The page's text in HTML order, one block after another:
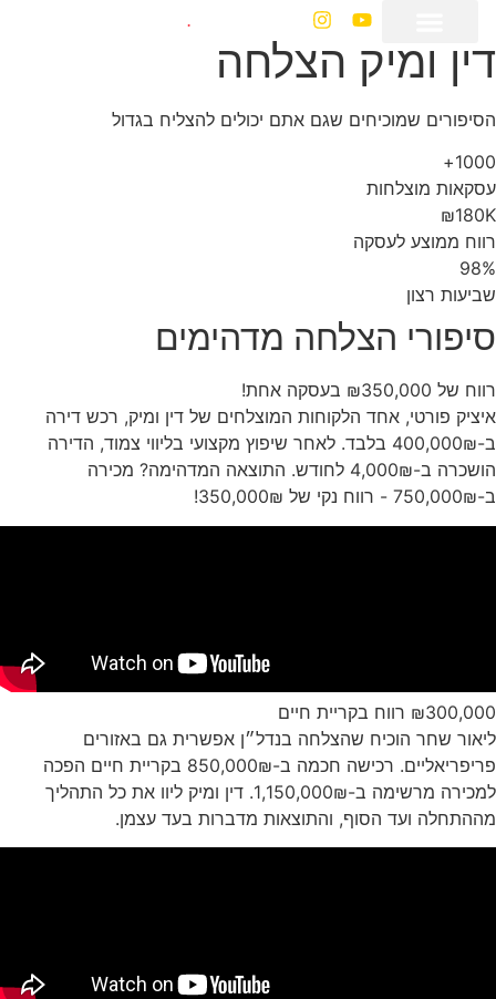
דין ומיק הצלחה
הסיפורים שמוכיחים שגם אתם יכולים להצליח בגדול
1000+
עסקאות מוצלחות
₪180K
רווח ממוצע לעסקה
98%
שביעות רצון
סיפורי הצלחה מדהימים
רווח של ₪350,000 בעסקה אחת!
איציק פורטי, אחד הלקוחות המוצלחים של דין ומיק, רכש דירה
ב-400,000₪ בלבד. לאחר שיפוץ מקצועי בליווי צמוד, הדירה
הושכרה ב-4,000₪ לחודש. התוצאה המדהימה? מכירה
ב-750,000₪ - רווח נקי של 350,000₪!
₪300,000 רווח בקריית חיים
ליאור שחר הוכיח שהצלחה בנדל״ן אפשרית גם באזורים
פריפריאליים. רכישה חכמה ב-850,000₪ בקריית חיים הפכה
למכירה מרשימה ב-1,150,000₪. דין ומיק ליוו את כל התהליך
מההתחלה ועד הסוף, והתוצאות מדברות בעד עצמן.